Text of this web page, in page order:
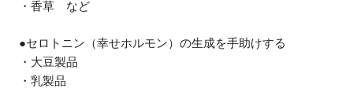
・香草 など
●セロトニン（幸せホルモン）の生成を手助けする
・大豆製品
・乳製品